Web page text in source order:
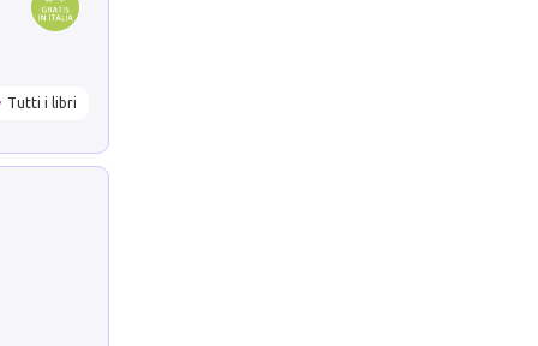
Tutti i libri